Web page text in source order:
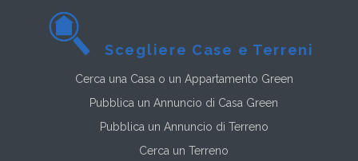
Scegliere Case e Terreni
Cerca una Casa o un Appartamento Green
Pubblica un Annuncio di Casa Green
Pubblica un Annuncio di Terreno
Cerca un Terreno